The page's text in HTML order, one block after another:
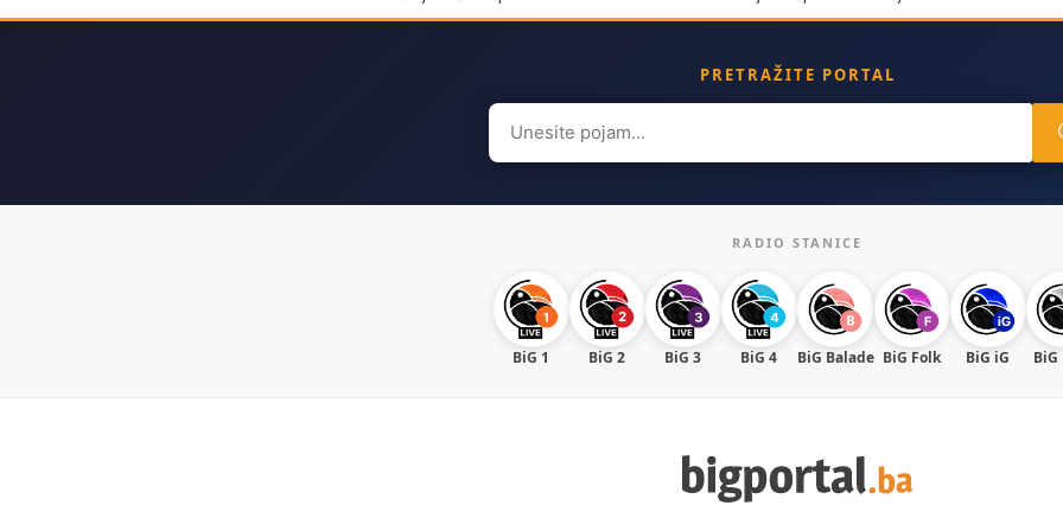
PRETRAŽITE PORTAL
Search
for:
RADIO STANICE
BiG 1 BiG 2 BiG 3 BiG 4 BiG Balade BiG Folk BiG iG BiG